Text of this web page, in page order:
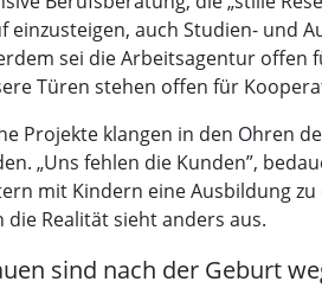
einzusteigen, auch Studien- und
sei die Arbeitsagentur offen
Türen stehen offen für
Projekte klangen in den Ohren
„Uns fehlen die Kunden”,
mit Kindern eine Ausbildung
die Realität sieht anders aus.
sind nach der Geburt